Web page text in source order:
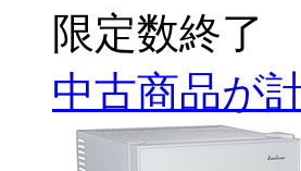
限定数終了
中古商品が